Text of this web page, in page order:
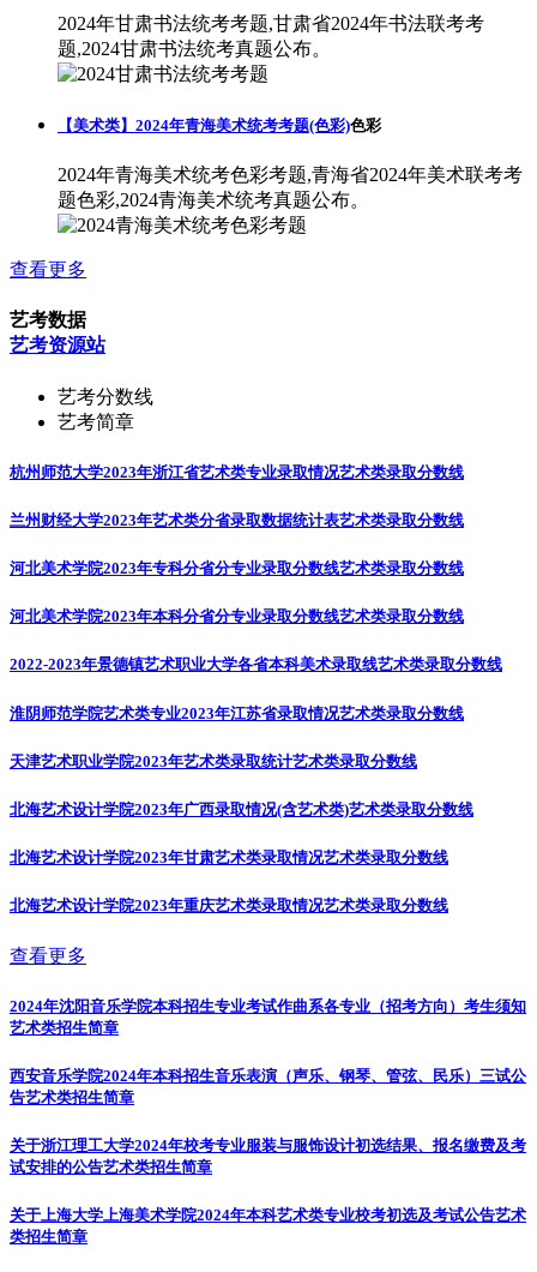
2024年甘肃书法统考考题,甘肃省2024年书法联考考
题,2024甘肃书法统考真题公布。
【美术类】2024年青海美术统考考题(色彩)色彩
2024年青海美术统考色彩考题,青海省2024年美术联考考
题色彩,2024青海美术统考真题公布。
查看更多
艺考数据
艺考资源站
艺考分数线
艺考简章
杭州师范大学2023年浙江省艺术类专业录取情况艺术类录取分数线
兰州财经大学2023年艺术类分省录取数据统计表艺术类录取分数线
河北美术学院2023年专科分省分专业录取分数线艺术类录取分数线
河北美术学院2023年本科分省分专业录取分数线艺术类录取分数线
2022-2023年景德镇艺术职业大学各省本科美术录取线艺术类录取分数线
淮阴师范学院艺术类专业2023年江苏省录取情况艺术类录取分数线
天津艺术职业学院2023年艺术类录取统计艺术类录取分数线
北海艺术设计学院2023年广西录取情况(含艺术类)艺术类录取分数线
北海艺术设计学院2023年甘肃艺术类录取情况艺术类录取分数线
北海艺术设计学院2023年重庆艺术类录取情况艺术类录取分数线
查看更多
2024年沈阳音乐学院本科招生专业考试作曲系各专业（招考方向）考生须知
艺术类招生简章
西安音乐学院2024年本科招生音乐表演（声乐、钢琴、管弦、民乐）三试公
告艺术类招生简章
关于浙江理工大学2024年校考专业服装与服饰设计初选结果、报名缴费及考
试安排的公告艺术类招生简章
关于上海大学上海美术学院2024年本科艺术类专业校考初选及考试公告艺术
类招生简章